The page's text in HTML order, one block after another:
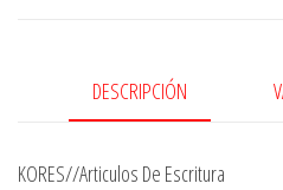
DESCRIPCIÓN
KORES//Articulos De Escritura